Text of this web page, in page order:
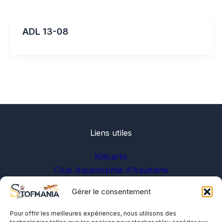
Gérer le consentement
Pour offrir les meilleures expériences, nous utilisons des
ADL 13-08
Liens utiles
Killicarto
Club Aquariophile d'Aquitaine